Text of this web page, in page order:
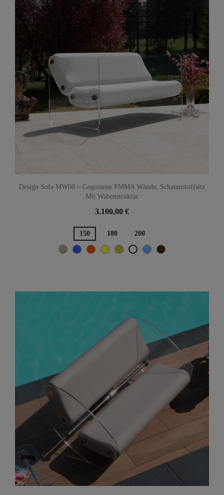
Design Sofa MW08 – Gegossene PMMA Wände, Schaumstoffsitz
Mit Wabenstruktur
3.100,00 €
150 180 200
BeigeBlauOrangeGelbOliveWeißTÜRKISCH-
Braun